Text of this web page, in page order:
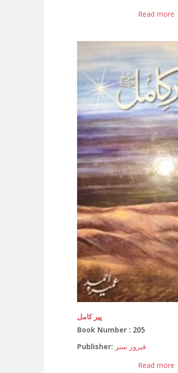
Read more
پیر کامل
Book Number : 205
Publisher: فیروز سنز
Read more